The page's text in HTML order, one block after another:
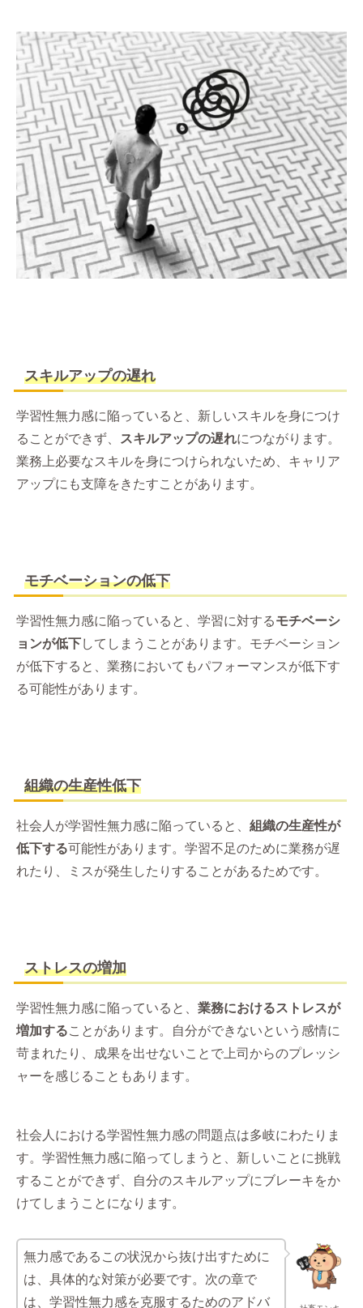
スキルアップの遅れ
学習性無力感に陥っていると、新しいスキルを身につけ
ることができず、
スキルアップの遅れにつながります。
業務上必要なスキルを身につけられないため、キャリア
アップにも支障をきたすことがあります。
モチベーションの低下
学習性無力感に陥っていると、学習に対するモチベーシ
ョンが低下してしまうことがあります。モチベーション
が低下すると、業務においてもパフォーマンスが低下す
る可能性があります。
組織の生産性低下
社会人が学習性無力感に陥っていると、 組織の生産性が
低下する可能性があります。学習不足のために業務が遅
れたり、ミスが発生したりすることがあるためです。
ストレスの増加
学習性無力感に陥っていると、 業務におけるストレスが
増加することがあります。自分ができないという感情に
苛まれたり、成果を出せないことで上司からのプレッシ
ャーを感じることもあります。
社会人における学習性無力感の問題点は多岐にわたりま
す。学習性無力感に陥ってしまうと、新しいことに挑戦
することができず、自分のスキルアップにブレーキをか
けてしまうことになります。
無力感であるこの状況から抜け出すために
は、具体的な対策が必要です。次の章で
は、学習性無力感を克服するためのアドバ